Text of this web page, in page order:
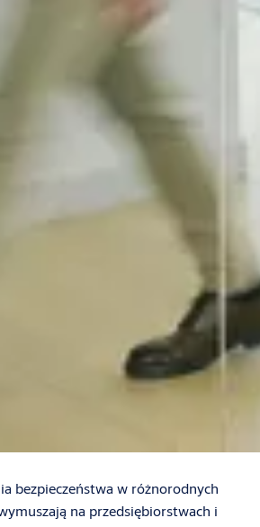
bezpieczeństwa w różnorodnych
na przedsiębiorstwach i